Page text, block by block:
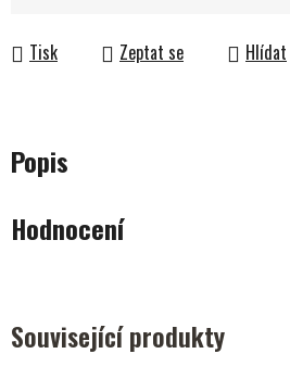
Tisk Zeptat se Hlídat
Popis
Hodnocení
Související produkty